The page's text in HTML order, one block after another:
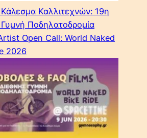
Κάλεσμα Καλλιτεχνών: 19η
Γυμνή Ποδηλατοδρομία
Open Call: World Naked
2026